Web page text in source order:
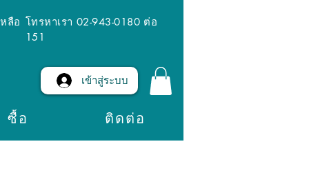
ลือ โทรหาเรา 02-943-0180 ต่อ
151
เข้าสู่ระบบ
ซื้อ ติดต่อ